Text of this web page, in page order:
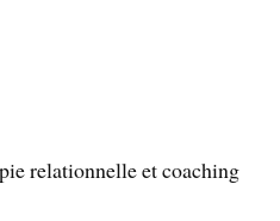
relationnelle et coaching